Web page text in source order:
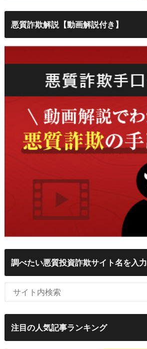
悪質詐欺解説【動画解説付き】
調べたい悪質投資詐欺サイト名を入力
注目の人気記事ランキング